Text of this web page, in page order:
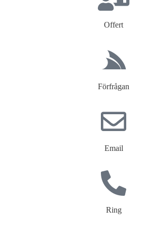
Offert
Förfrågan
Email
Ring